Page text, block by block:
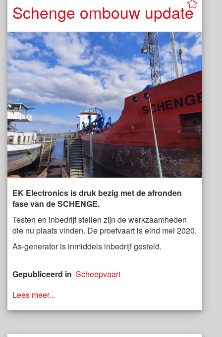
Schenge ombouw update
EK Electronics is druk bezig met de afronden
fase van de SCHENGE.
Testen en inbedrijf stellen zijn de werkzaamheden
die nu plaats vinden. De proefvaart is eind mei 2020.
As-generator is inmiddels inbedrijf gesteld.
Gepubliceerd in Scheepvaart
Lees meer...